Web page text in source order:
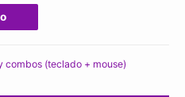
combos (teclado + mouse)